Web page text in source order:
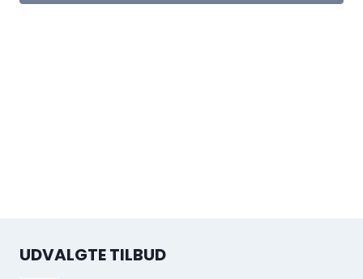
UDVALGTE TILBUD